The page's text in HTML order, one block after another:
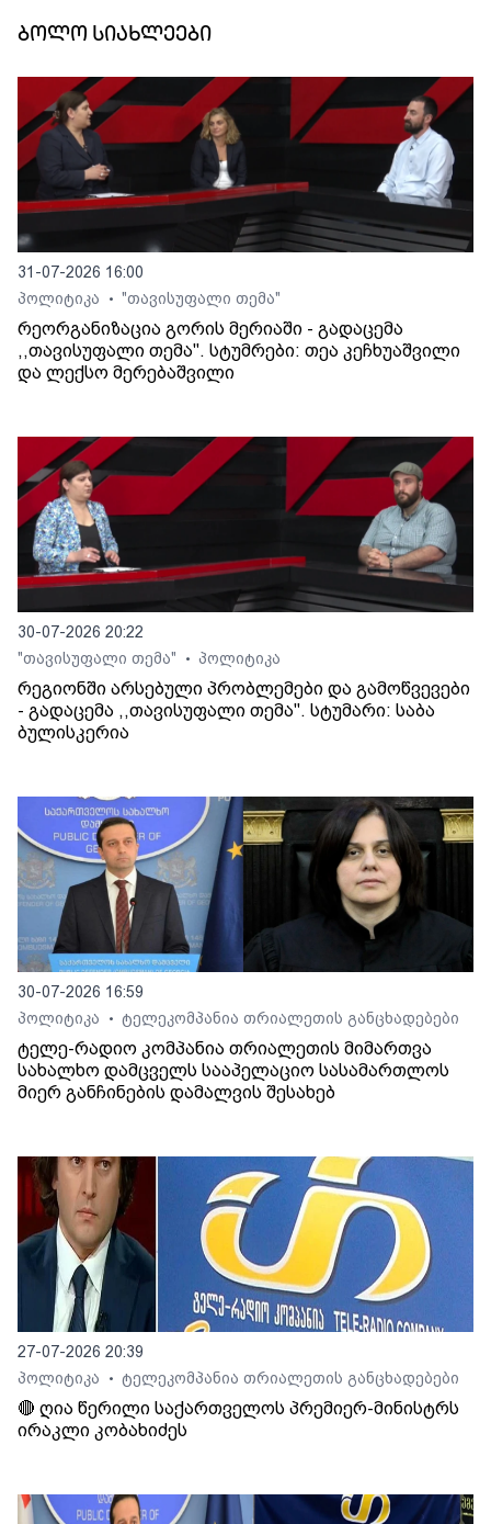
ბოლო სიახლეები
31-07-2026 16:00
პოლიტიკა
• "თავისუფალი თემა"
რეორგანიზაცია გორის მერიაში - გადაცემა
,,თავისუფალი თემა". სტუმრები: თეა კეჩხუაშვილი
და ლექსო მერებაშვილი
30-07-2026 20:22
"თავისუფალი თემა"
• პოლიტიკა
რეგიონში არსებული პრობლემები და გამოწვევები
- გადაცემა ,,თავისუფალი თემა". სტუმარი: საბა
ბულისკერია
30-07-2026 16:59
პოლიტიკა
• ტელეკომპანია თრიალეთის განცხადებები
ტელე-რადიო კომპანია თრიალეთის მიმართვა
სახალხო დამცველს სააპელაციო სასამართლოს
მიერ განჩინების დამალვის შესახებ
27-07-2026 20:39
პოლიტიკა
• ტელეკომპანია თრიალეთის განცხადებები
🔴 ღია წერილი საქართველოს პრემიერ-მინისტრს
ირაკლი კობახიძეს